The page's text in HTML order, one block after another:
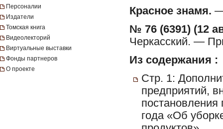
Персоналии
Издатели
Томская книга
Видеолекторий
Виртуальные выставки
Фонды партнеров
О проекте
Красное знамя. —
№ 76 (6391) (12
Черкасский. —
Из содержания :
Стр. 1:
предприятий,
постановления
года «Об